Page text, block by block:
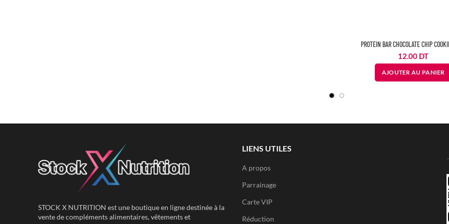
PROTEIN BAR CHOCOLATE CHIP
12.00 DT
AJOUTER AU PANIER
STOCK X NUTRITION est une boutique en ligne destinée à la
vente de compléments alimentaires, vêtements et
LIENS UTILES
A propos
Parrainage
Carte VIP
Réduction